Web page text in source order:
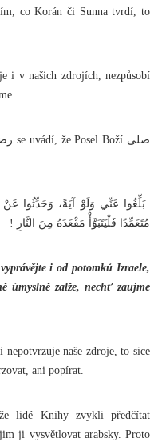
i v našich zdrojích, nezpůsobí
بَلِّغُوا عَنِّي وَلَوْ آيَةً، وَحَدِّثُوا
مُتَعَمِّدًا فَلْيَتَبَوَّأْ مَقْعَدَهُ مِنَ النَّارِ !
i od potomků Izraele,
úmyslně zalže, nechť zaujme
naše zdroje, to sice
ani popírat.
ji vysvětlovat arabsky. Proto